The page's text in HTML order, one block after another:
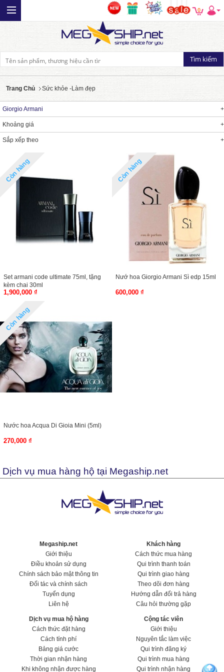
0
Trang Chủ Sức khỏe -Làm đẹp
Giorgio Armani
Khoảng giá
Sắp xếp theo
Còn hàng
Set armani code ultimate 75ml, tặng
kèm chai 30ml
1,900,000 ₫
Còn hàng
Nướ hoa Giorgio Armani Sì edp 15ml
600,000 ₫
Còn hàng
Nước hoa Acqua Di Gioia Mini (5ml)
270,000 ₫
Dịch vụ mua hàng hộ tại Megaship.net
Megaship.net
Giới thiệu
Điều khoản sử dụng
Chính sách bảo mật thông tin
Đối tác và chính sách
Tuyển dụng
Liên hệ
Khách hàng
Cách thức mua hàng
Qui trình thanh toán
Qui trình giao hàng
Theo dõi đơn hàng
Hướng dẫn đổi trả hàng
Câu hỏi thường gặp
Dịch vụ mua hộ hàng
Cách thức đặt hàng
Cách tính phí
Bảng giá cước
Thời gian nhận hàng
Khi không nhận được hàng
Cộng tác viên
Giới thiệu
Nguyên tắc làm việc
Qui trình đăng ký
Qui trình mua hàng
Qui trình nhận hàng